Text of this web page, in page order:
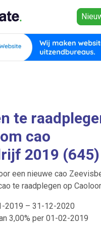
te
cao
2019 (645)
een nieuwe cao
te raadplegen op
2019 – 31-12-2020
3,00% per 01-02-2019